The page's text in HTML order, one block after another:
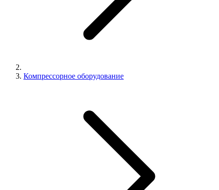
Компрессорное оборудование